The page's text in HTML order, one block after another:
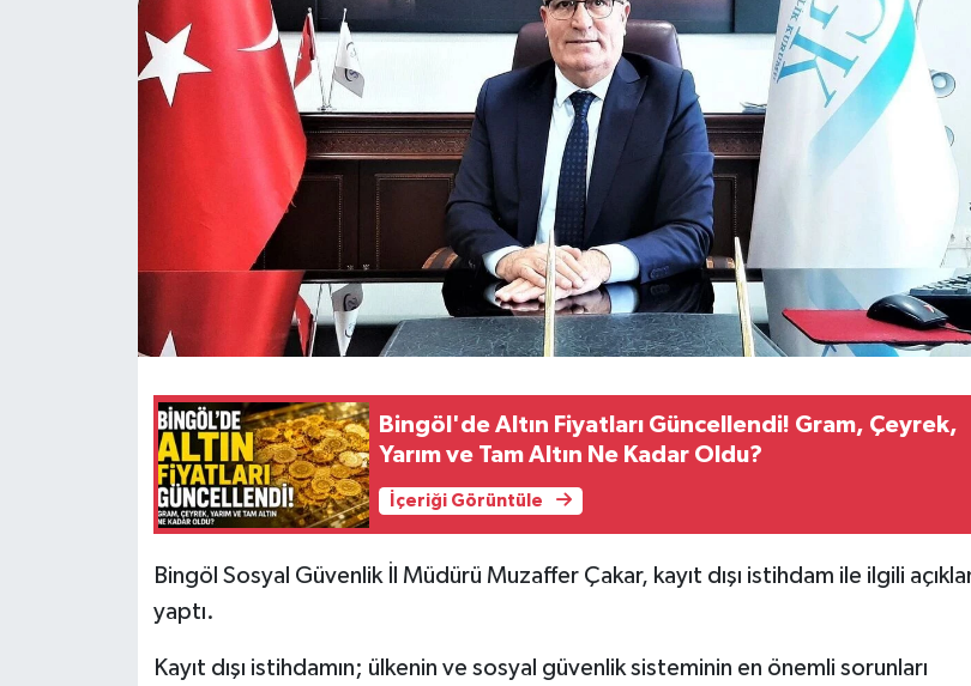
Bingöl'de Altın Fiyatları Güncellendi! Gram, Çeyrek,
Yarım ve Tam Altın Ne Kadar Oldu?
İçeriği Görüntüle
Bingöl Sosyal Güvenlik İl Müdürü Muzaffer Çakar, kayıt dışı istihdam ile ilgili
yaptı.
Kayıt dışı istihdamın; ülkenin ve sosyal güvenlik sisteminin en önemli sorunları
RESMİ İLANLAR
SAĞLIK